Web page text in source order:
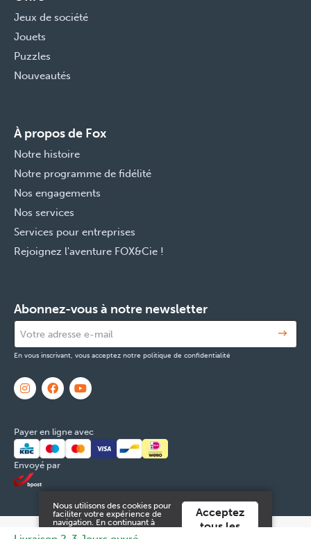
Jeux de société
Jouets
Puzzles
Nouveautés
À propos de Fox
Notre histoire
Notre programme de fidélité
Nos engagements
Nos services
Services pour entreprises
Rejoignez l'aventure FOX&Cie !
Abonnez-vous à notre newsletter
En vous inscrivant, vous acceptez notre politique de confidentialité
Payer en ligne avec
Envoyé par
© 2026 FOX & Cie Numéro d'entreprise: 0551.965.335
Nous utilisons des cookies pour
faciliter votre expérience de
navigation. En continuant à
Acceptez
tous les